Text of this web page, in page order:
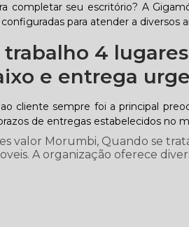
completar seu escritório? A
para atender a diversos
4
e entrega
cliente sempre foi a principal
de entregas estabelecidos no
valor Morumbi, Quando se
A organização oferece